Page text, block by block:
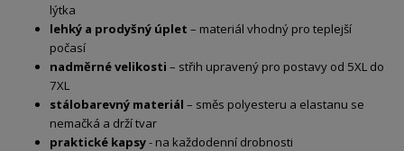
lýtka
lehký a prodyšný úplet – materiál vhodný pro teplejší
počasí
nadměrné velikosti – střih upravený pro postavy od 5XL do
7XL
stálobarevný materiál – směs polyesteru a elastanu se
nemačká a drží tvar
praktické kapsy- na každodenní drobnosti